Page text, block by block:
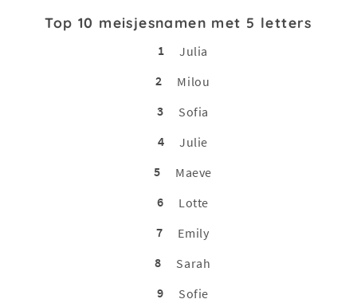
Top 10 meisjesnamen met 5 letters
1
Julia
2
Milou
3
Sofia
4
Julie
5
Maeve
6
Lotte
7
Emily
8
Sarah
9
Sofie